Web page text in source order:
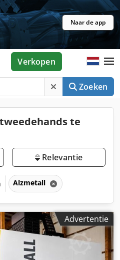
Naar de app
Zoeken
Verkopen
te
Relevantie
Alzmetall
Advertentie